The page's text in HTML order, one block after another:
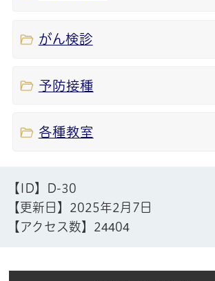
がん検診
予防接種
各種教室
【ID】
D-30
【更新日】 2025年2月7日
【アクセス数】 24404